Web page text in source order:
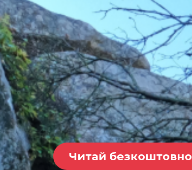
Читай безкоштовно